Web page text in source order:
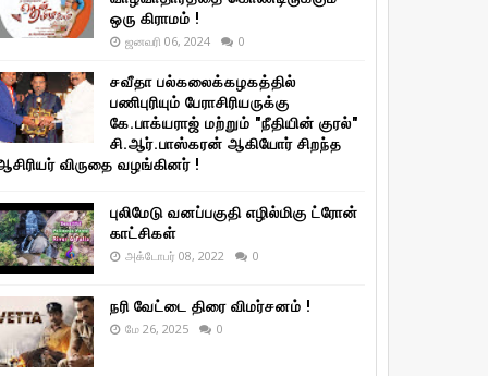
ஒரு கிராமம் !
ஜனவரி 06, 2024 0
சவீதா பல்கலைக்கழகத்தில்
பணிபுரியும் பேராசிரியருக்கு
கே.பாக்யராஜ் மற்றும் "நீதியின் குரல்"
சி.ஆர்.பாஸ்கரன் ஆகியோர் சிறந்த
விருதை வழங்கினர் !
புலிமேடு வனப்பகுதி எழில்மிகு ட்ரோன்
காட்சிகள்
அக்டோபர் 08, 2022 0
நரி வேட்டை திரை விமர்சனம் !
மே 26, 2025 0